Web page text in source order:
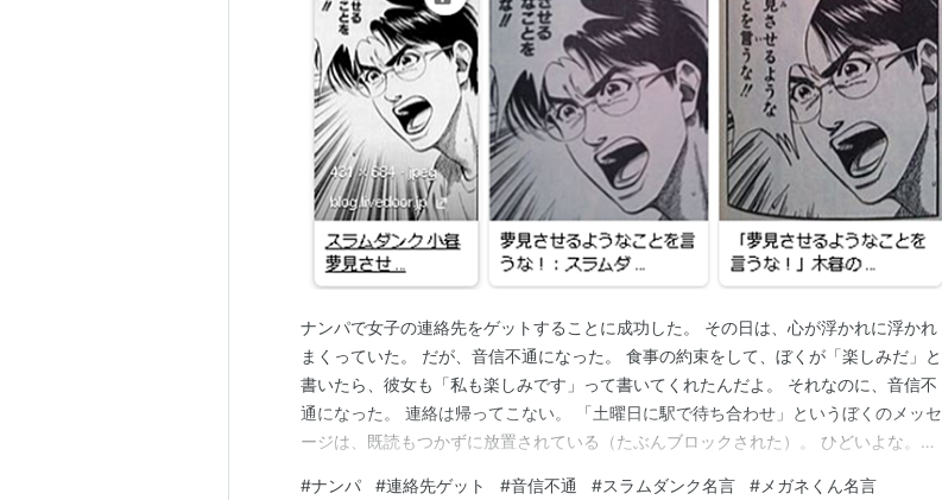
ナンパで女子の連絡先をゲットすることに成功した。 その日は、心が浮かれに浮かれ
まくっていた。 だが、音信不通になった。 食事の約束をして、ぼくが「楽しみだ」と
書いたら、彼女も「私も楽しみです」って書いてくれたんだよ。 それなのに、音信不
通になった。 連絡は帰ってこない。 「土曜日に駅で待ち合わせ」というぼくのメッセ
ージは、既読もつかずに放置されている（たぶんブロックされた）。 ひどいよな。ひ
#ナンパ #連絡先ゲット #音信不通 #スラムダンク名言 # メガネくん名言